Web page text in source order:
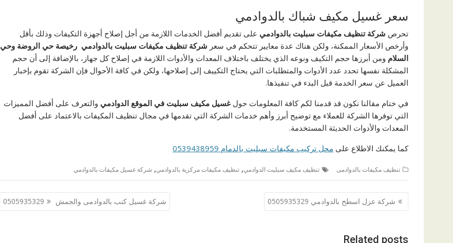
سعر غسيل مكيف شباك بالدوادمي
تحرص شركة تنظيف مكيفات سبليت بالدوادمي على تقديم أفضل الخدمات اللازمة من أجل إصلاح أجهزة التكيفات وذلك بأقل
وأرخص الأسعار الممكنة، ولكن هناك عدة معايير تتحكم في سعر شركة تنظيف مكيفات سبليت بالدوادمي رخيصة حي الروضة وحي
السلام ومن أبرزها حجم التكيف ونوعه الذي يختلف باختلاف المعدات والأدوات اللازمة في إصلاح كل جهاز، بالإضافة إلى أن حجم
المشكلة نفسها تحدد عدد الأدوات والمتطلبات التي يحتاج التكييف إلى إصلاحها، ولكن في كافة الأحوال فإن الشركة تقوم بإخبار
العميل عن سعر الخدمة قبل البدء في تنفيذها.
في ختام مقالنا نكون قد قدمنا لكم كافة المعلومات حول غسيل مكيف سبليت في الموقع الدوادمي والتعرف على أفضل المميزات
التي توفرها الشركة للعملاء مع توضيح أبرز وأهم خدمات الشركة التي تقدمها في مجال تنظيف المكيفات بالاعتماد على أفضل
المعدات والأدوات الحديثة المستخدمة.
كما يمكنك الاطلاع على محل تركيب مكيفات سبليت بالدمام 0539438959
تنظيف مكيفات بالدوادمى تنظيف مكيف سبليت الدوادمي, تنظيف مكيفات مركزية بالدوادمي, شركة غسيل مكيفات بالدوادمي
تصفّح
المقالات
شركة عزل اسطح بالدوادمي 0505935329 شركة غسيل كنب بالدوادمى والجمش 0505935329
Related posts